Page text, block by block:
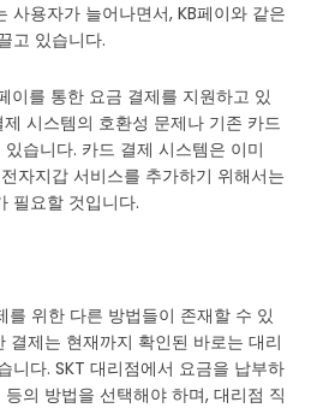
사용자가 늘어나면서, KB페이와 같은
고 있습니다.
이를 통한 요금 결제를 지원하고 있
시스템의 호환성 문제나 기존 카드
습니다. 카드 결제 시스템은 이미
자지갑 서비스를 추가하기 위해서는
필요할 것입니다.
를 위한 다른 방법들이 존재할 수 있
결제는 현재까지 확인된 바로는 대리
니다. SKT 대리점에서 요금을 납부하
의 방법을 선택해야 하며, 대리점 직